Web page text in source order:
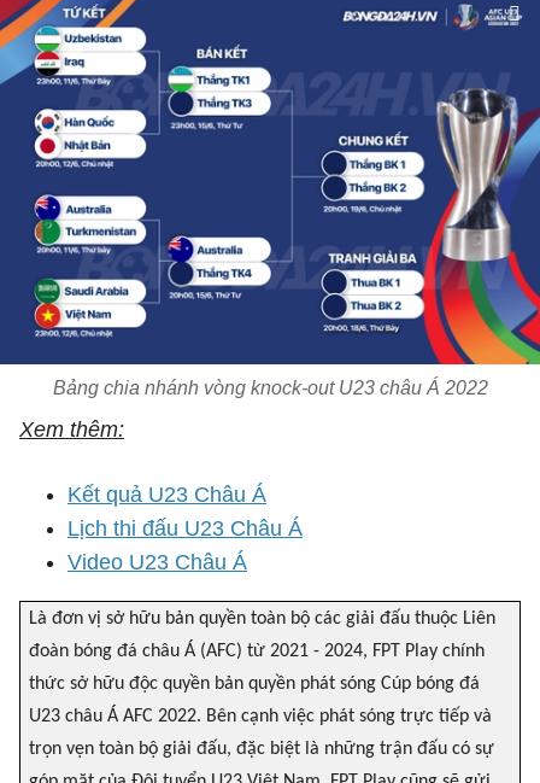
Bảng chia nhánh vòng knock-out U23 châu Á 2022
Xem thêm:
Kết quả U23 Châu Á
Lịch thi đấu U23 Châu Á
Video U23 Châu Á
Là đơn vị sở hữu bản quyền toàn bộ các giải đấu thuộc Liên
đoàn bóng đá châu Á (AFC) từ 2021 - 2024, FPT Play chính
thức sở hữu độc quyền bản quyền phát sóng Cúp bóng đá
U23 châu Á AFC 2022. Bên cạnh việc phát sóng trực tiếp và
trọn vẹn toàn bộ giải đấu, đặc biệt là những trận đấu có sự